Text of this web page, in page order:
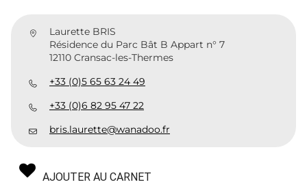
Laurette BRIS
Résidence du Parc Bât B Appart n° 7
12110 Cransac-les-Thermes
+33 (0)5 65 63 24 49
+33 (0)6 82 95 47 22
bris.laurette@wanadoo.fr
AJOUTER AU CARNET